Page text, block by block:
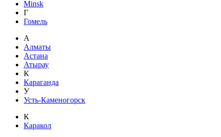
Minsk
Г
Гомель
А
Алматы
Астана
Атырау
К
Караганда
У
Усть-Каменогорск
К
Каракол